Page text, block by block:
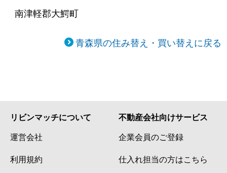
南津軽郡大鰐町
青森県の住み替え・買い替えに戻る
リビンマッチについて
運営会社
利用規約
不動産会社向けサービス
企業会員のご登録
仕入れ担当の方はこちら